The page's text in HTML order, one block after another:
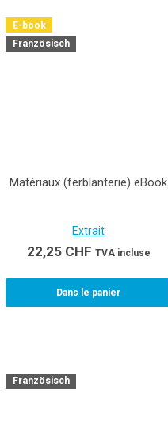
E-book
Französisch
Matériaux (ferblanterie) eBook
Extrait
22,25 CHF TVA incluse
Dans le panier
Französisch